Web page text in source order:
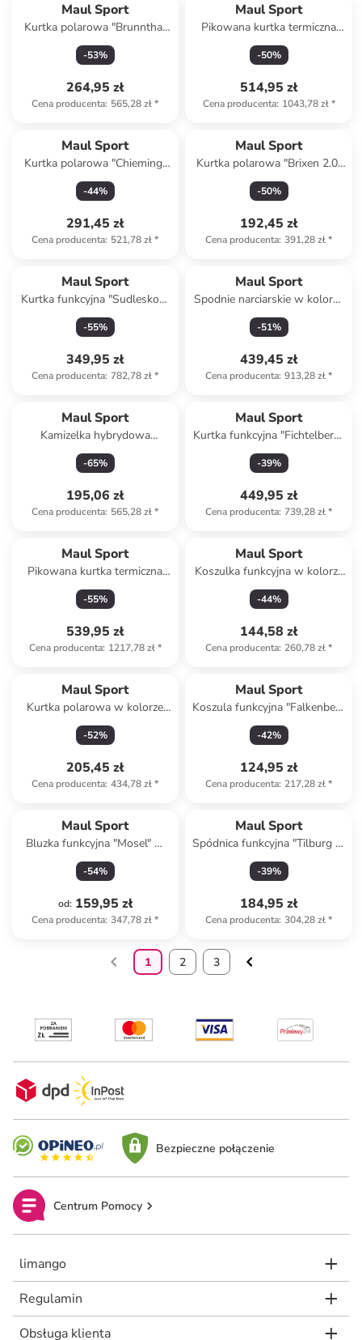
Maul Sport
Kurtka polarowa "Brunnthal
II" w kolorze szarym
-53%
264,95 zł
Cena producenta: 565,28 zł*
Maul Sport
Pikowana kurtka termiczna
"Kaunertal REC" w kolorze
niebiesko-czarno-szarym
-50%
514,95 zł
Cena producenta: 1043,78 zł*
Maul Sport
Kurtka polarowa "Chieming"
w kolorze antracytowym
-44%
291,45 zł
Cena producenta: 521,78 zł*
Maul Sport
Kurtka polarowa "Brixen 2.0"
w kolorze bordowym
-50%
192,45 zł
Cena producenta: 391,28 zł*
Maul Sport
Kurtka funkcyjna "Sudleskopf
Ultra" w kolorze morskim
-55%
349,95 zł
Cena producenta: 782,78 zł*
Maul Sport
Spodnie narciarskie w kolorze
turkusowym
-51%
439,45 zł
Cena producenta: 913,28 zł*
Maul Sport
Kamizelka hybrydowa
"Sardona Rec II" w kolorze
czarnym
-65%
195,06 zł
Cena producenta: 565,28 zł*
Maul Sport
Kurtka funkcyjna "Fichtelberg"
w kolorze ciemnozielonym
-39%
449,95 zł
Cena producenta: 739,28 zł*
Maul Sport
Pikowana kurtka termiczna
"Thun MTX 20.0 REC" w
kolorze czarnym
-55%
539,95 zł
Cena producenta: 1217,78 zł*
Maul Sport
Koszulka funkcyjna w kolorze
musztardowym
-44%
144,58 zł
Cena producenta: 260,78 zł*
Maul Sport
Kurtka polarowa w kolorze
czarnym
-52%
205,45 zł
Cena producenta: 434,78 zł*
Maul Sport
Koszula funkcyjna "Falkenberg
II" w kolorze czarnym
-42%
124,95 zł
Cena producenta: 217,28 zł*
Maul Sport
Bluzka funkcyjna "Mosel" w
kolorze czerwonym
-54%
od: 159,95 zł
Cena producenta: 347,78 zł*
Maul Sport
Spódnica funkcyjna "Tilburg II"
w kolorze różowym
-39%
184,95 zł
Cena producenta: 304,28 zł*
1 2 3
Bezpieczne połączenie
Centrum Pomocy
limango
Regulamin
Obsługa klienta